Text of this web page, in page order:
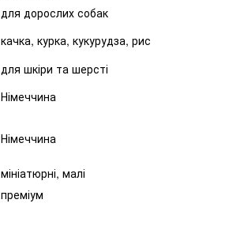
для дорослих собак
качка, курка, кукурудза, рис
для шкіри та шерсті
Німеччина
Німеччина
мініатюрні, малі
преміум